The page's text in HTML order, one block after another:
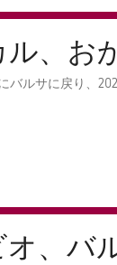
、お
バルサに戻り、
オ、バ